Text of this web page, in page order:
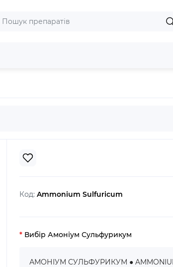
Код: Ammonium Sulfuricum
Вибір Амоніум Сульфурикум
АМОНІУМ СУЛЬФУРИКУМ ● AMMONIUM